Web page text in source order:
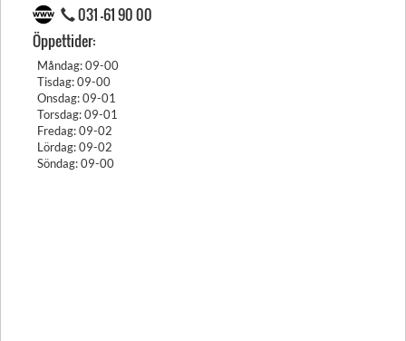
031 -61 90 00
Öppettider:
Måndag: 09-00
Tisdag: 09-00
Onsdag: 09-01
Torsdag: 09-01
Fredag: 09-02
Lördag: 09-02
Söndag: 09-00